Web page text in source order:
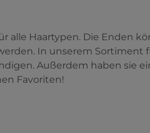
alle Haartypen. Die Enden
In unserem Sortiment
Außerdem haben sie
Favoriten!